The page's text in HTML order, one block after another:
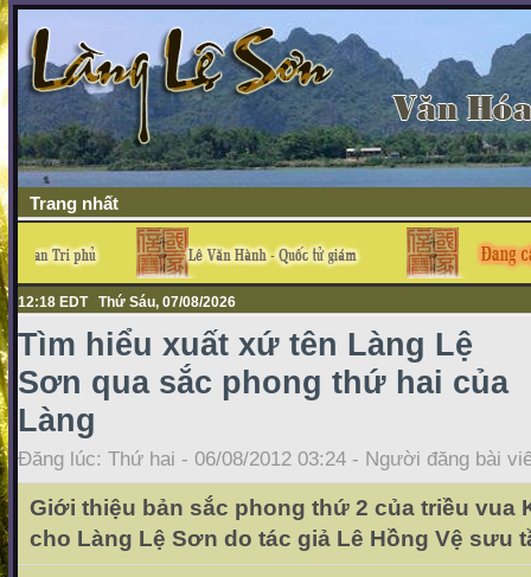
Trang nhất
12:18 EDT Thứ Sáu, 07/08/2026
Tìm hiểu xuất xứ tên Làng Lệ
Sơn qua sắc phong thứ hai của
Làng
Đăng lúc: Thứ hai - 06/08/2012 03:24 - Người đăng bài
Giới thiệu bản sắc phong thứ 2 của triều vua
cho Làng Lệ Sơn do tác giả Lê Hồng Vệ sưu